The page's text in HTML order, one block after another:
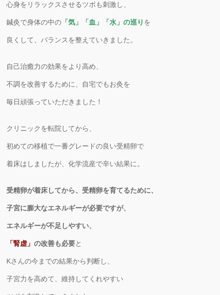
心身をリラックスさせるツボも刺激し、
鍼灸で身体の中の 「気」「血」「水」の巡り を
良くして、バランスを整えていきました。
自己治癒力の効果をより高め、
不調を改善するために、自宅でもお灸を
毎日頑張っていただきました！
クリニックを転院してから、
初めての移植で一番グレードの良い受精卵で
着床はしましたが、化学流産で辛い結果に。
受精卵が着床してから、受精卵を育てるために、
子宮に膨大なエネルギーが必要ですが、
エネルギーが不足しやすい、
「腎虚」の改善も必要と
Kさんの今までの結果から判断し、
子宮力を高めて、維持してくれやすい